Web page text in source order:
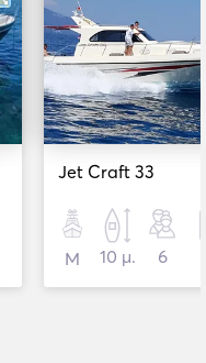
Jet Craft 33
Μ 10 μ. 6